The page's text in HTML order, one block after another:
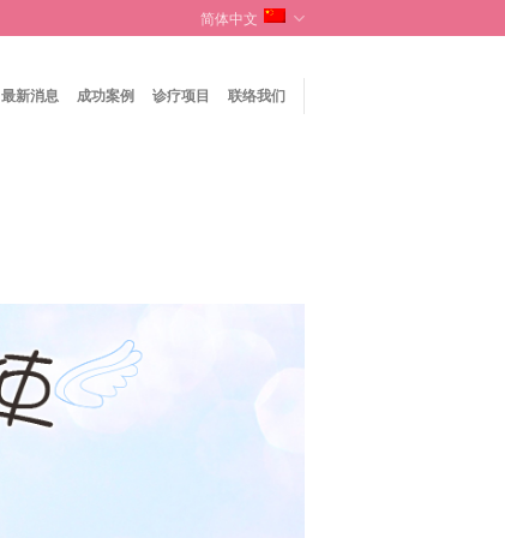
简体中文
最新消息 成功案例 诊疗项目 联络我们